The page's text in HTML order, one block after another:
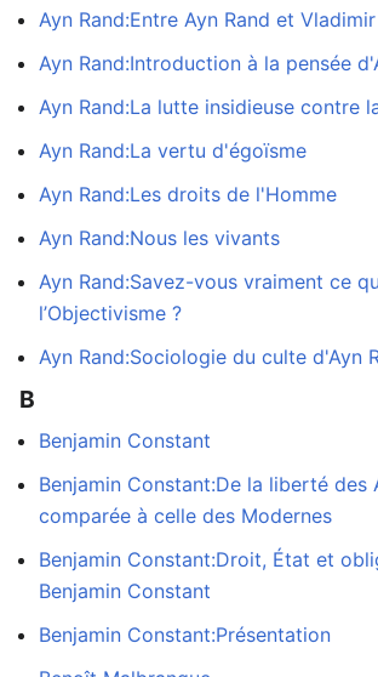
Ayn Rand:Entre Ayn Rand et
Ayn Rand:Introduction à la pensée
Ayn Rand:La lutte insidieuse contre
Ayn Rand:La vertu d'égoïsme
Ayn Rand:Les droits de l'Homme
Ayn Rand:Nous les vivants
Ayn Rand:Savez-vous vraiment ce
l’Objectivisme ?
Ayn Rand:Sociologie du culte d'Ayn
B
Benjamin Constant
Benjamin Constant:De la liberté des
comparée à celle des Modernes
Benjamin Constant:Droit, État et
Benjamin Constant
Benjamin Constant:Présentation